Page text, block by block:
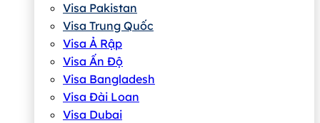
Visa Pakistan
Visa Trung Quốc
Visa Ả Rập
Visa Ấn Độ
Visa Bangladesh
Visa Đài Loan
Visa Dubai